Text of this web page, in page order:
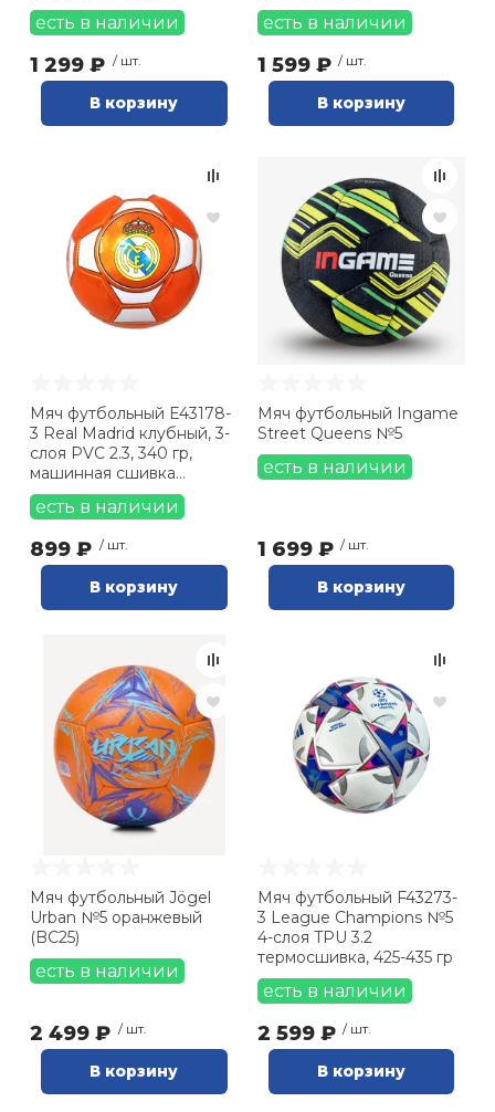
есть в наличии
1 299 ₽ / шт.
В корзину
есть в наличии
1 599 ₽ / шт.
В корзину
Мяч футбольный E43178-
3 Real Madrid клубный, 3-
слоя PVC 2.3, 340 гр,
машинная сшивка
оранжевый
есть в наличии
899 ₽ / шт.
В корзину
Мяч футбольный Ingame
Street Queens №5
есть в наличии
1 699 ₽ / шт.
В корзину
Мяч футбольный Jögel
Urban №5 оранжевый
(BC25)
есть в наличии
2 499 ₽ / шт.
В корзину
Мяч футбольный F43273-
3 League Champions №5
4-слоя TPU 3.2
термосшивка, 425-435 гр
есть в наличии
2 599 ₽ / шт.
В корзину